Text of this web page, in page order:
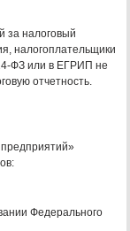
за налоговый
налогоплательщики
ФЗ или в ЕГРИП не
отчетность.
Федерального